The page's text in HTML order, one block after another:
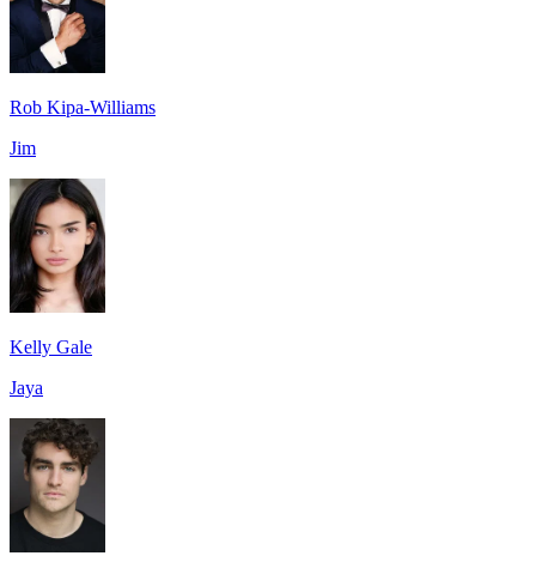
Rob Kipa-Williams
Jim
Kelly Gale
Jaya